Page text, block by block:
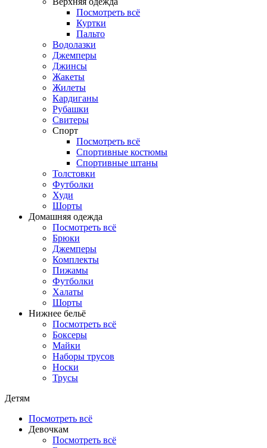
Посмотреть всё
Куртки
Пальто
Водолазки
Джемперы
Джинсы
Жакеты
Жилеты
Кардиганы
Рубашки
Свитеры
Спорт
Посмотреть всё
Спортивные костюмы
Спортивные штаны
Толстовки
Футболки
Худи
Шорты
Домашняя одежда
Посмотреть всё
Брюки
Джемперы
Комплекты
Пижамы
Футболки
Халаты
Шорты
Нижнее бельё
Посмотреть всё
Боксеры
Майки
Наборы трусов
Носки
Трусы
Детям
Посмотреть всё
Девочкам
Посмотреть всё